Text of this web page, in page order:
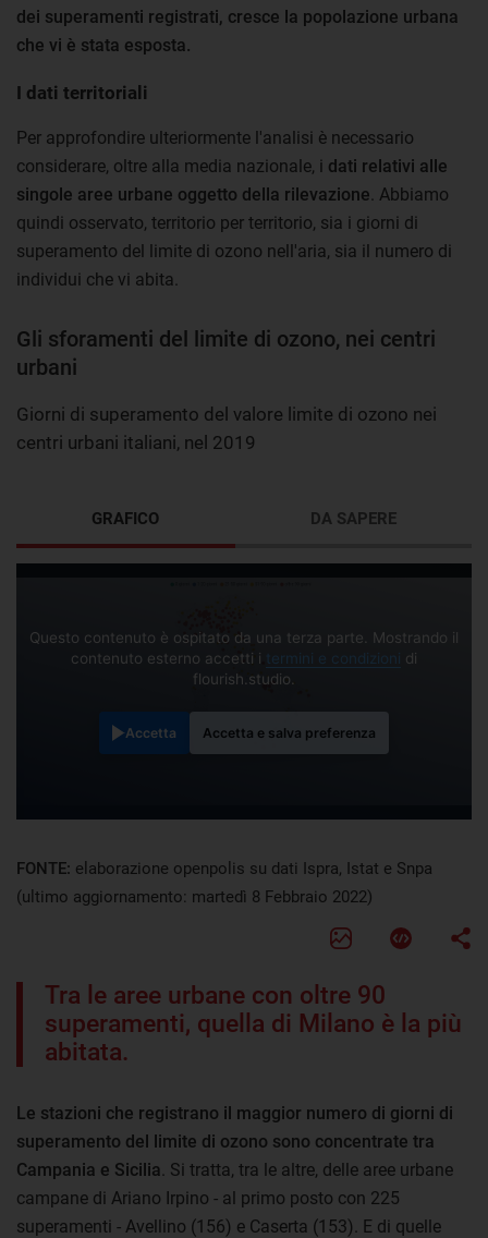
dei superamenti registrati, cresce la popolazione urbana
che vi è stata esposta.
I dati territoriali
Per approfondire ulteriormente l'analisi è necessario
considerare, oltre alla media nazionale, i dati relativi alle
singole aree urbane oggetto della rilevazione . Abbiamo
quindi osservato, territorio per territorio, sia i giorni di
superamento del limite di ozono nell'aria, sia il numero di
individui che vi abita.
Gli sforamenti del limite di ozono, nei centri
urbani
Giorni di superamento del valore limite di ozono nei
centri urbani italiani, nel 2019
GRAFICO
Questo contenuto è ospitato da una terza parte. Mostrando il
contenuto esterno accetti i termini e condizioni di
flourish.studio.
Accetta Accetta e salva preferenza
DA SAPERE
FONTE: elaborazione openpolis su dati Ispra, Istat e Snpa
(ultimo aggiornamento: martedì 8 Febbraio 2022)
Tra le aree urbane con oltre 90
superamenti, quella di Milano è la più
abitata.
Le stazioni che registrano il maggior numero di giorni di
superamento del limite di ozono sono concentrate tra
Campania e Sicilia . Si tratta, tra le altre, delle aree urbane
campane di Ariano Irpino - al primo posto con 225
superamenti - Avellino (156) e Caserta (153). E di quelle